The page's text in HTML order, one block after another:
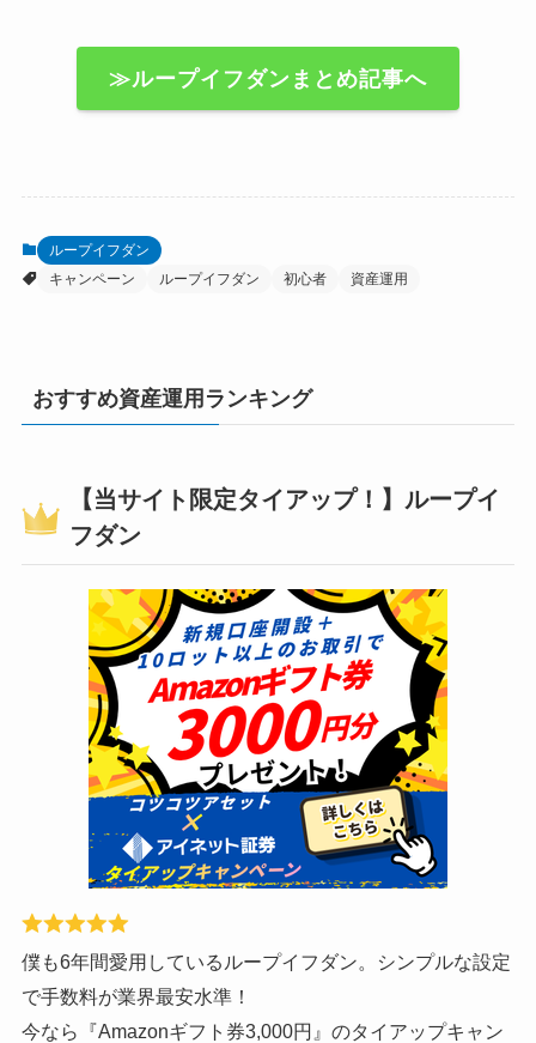
≫ループイフダンまとめ記事へ
ループイフダン
キャンペーン
ループイフダン 初心者 資産運用
おすすめ資産運用ランキング
【当サイト限定タイアップ！】ループイ
フダン
僕も6年間愛用しているループイフダン。シンプルな設定
で手数料が業界最安水準！
今なら『Amazonギフト券3,000円』のタイアップキャン